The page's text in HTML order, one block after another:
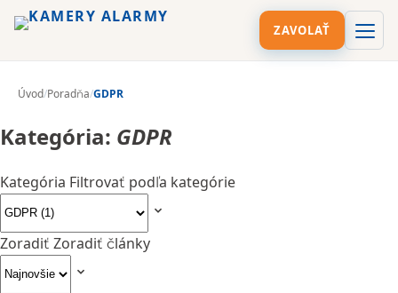
ZAVOLAŤ
Úvod/Poradňa/GDPR
Kategória: GDPR
Kategória Filtrovať podľa kategórie
Zoradiť Zoradiť články